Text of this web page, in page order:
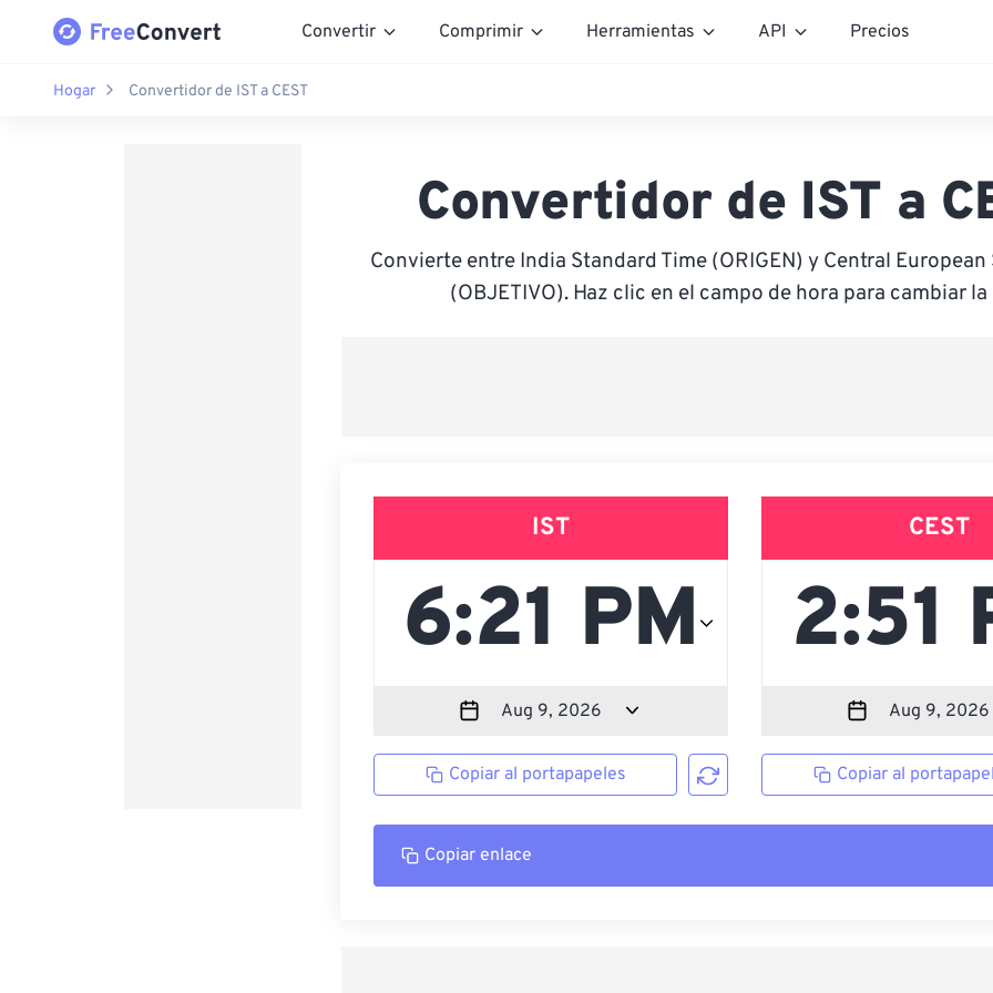
Convertir Comprimir Herramientas API Precios
Hogar Convertidor de IST a CEST
Convertidor de IST a
Convierte entre India Standard Time (ORIGEN) y Central European
(OBJETIVO). Haz clic en el campo de hora para cambiar la
IST
Copiar al portapapeles
CEST
Copiar al
Copiar enlace